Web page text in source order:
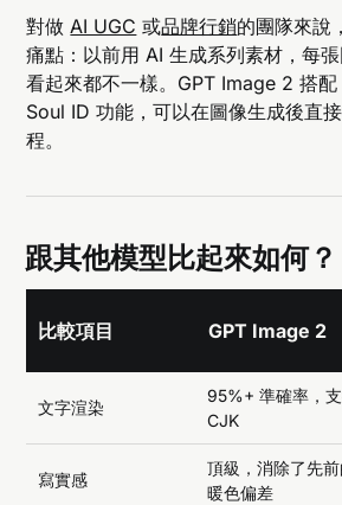
對做AI UGC 或品牌行銷的團隊來說
痛點：以前用 AI 生成系列素材，每張
看起來都不一樣。GPT Image 2 搭配
Soul ID 功能，可以在圖像生成後直
程。
跟其他模型比起來如何？
比較項目 GPT Image 2
文字渲染
95%+ 準確率，
CJK
寫實感
頂級，消除了先前
暖色偏差